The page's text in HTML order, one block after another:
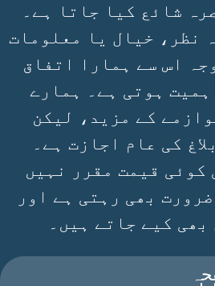
شائع کیا جاتا ہے۔
نظر، خیال یا معلومات
اس سے ہمارا اتفاق
ہوتی ہے۔ ہمارے
کے مزید، لیکن
کی عام اجازت ہے۔
کوئی قیمت مقرر نہیں
بھی رہتی ہے اور
بھی کیے جاتے ہیں۔